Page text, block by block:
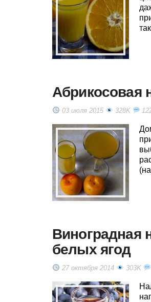
Абрикосовая
03 июля 2015 328K
Виноградная
белых ягод
27 октября 2014 303K